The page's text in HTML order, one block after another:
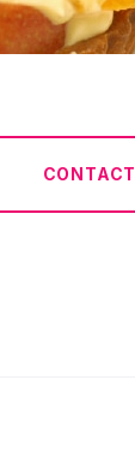
CONTACT